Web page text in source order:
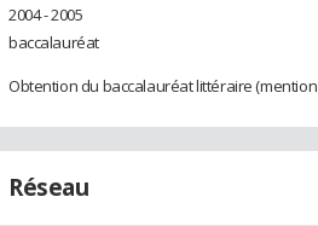
2004 - 2005
baccalauréat
Obtention du baccalauréat littéraire (mention
Réseau